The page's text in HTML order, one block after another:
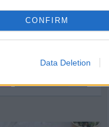
CONFIRM
Data Deletion